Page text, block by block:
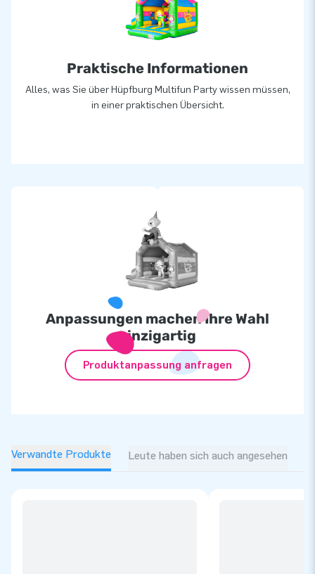
Praktische Informationen
Alles, was Sie über Hüpfburg Multifun Party wissen müssen,
in einer praktischen Übersicht.
Anpassungen machen Ihre Wahl
einzigartig
Produktanpassung anfragen
Verwandte Produkte Leute haben sich auch angesehen